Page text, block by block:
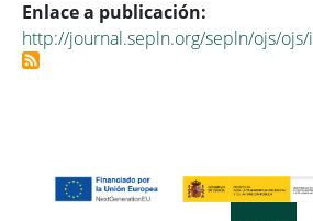
Enlace a publicación
http://journal.sepln.org/sepln/ojs/